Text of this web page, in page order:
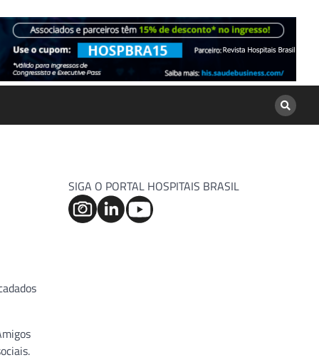
SIGA O PORTAL HOSPITAIS BRASIL